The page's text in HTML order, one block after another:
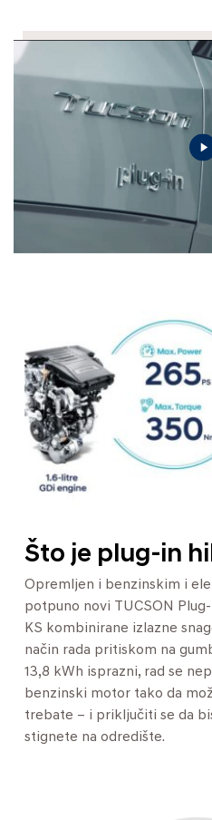
Što je plug-in
Opremljen i benzinskim i
potpuno novi TUCSON
KS kombinirane izlazne
način rada pritiskom na
13,8 kWh isprazni, rad se
benzinski motor tako da
trebate – i priključiti se da
stignete na odredište.